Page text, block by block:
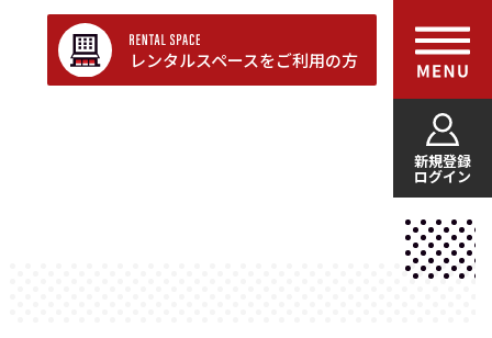
新規登録
ログイン
レンタルスペースをご利用の方